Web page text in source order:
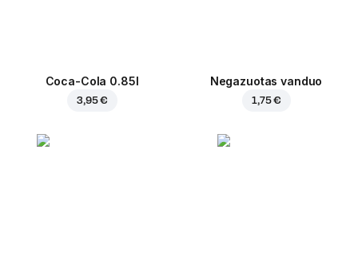
Coca-Cola 0.85l
3,95 €
Negazuotas vanduo
1,75 €